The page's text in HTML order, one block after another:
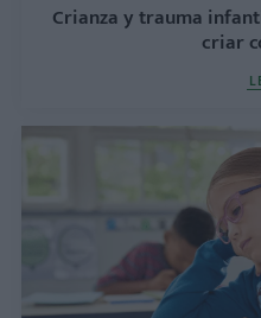
Crianza y trauma
criar